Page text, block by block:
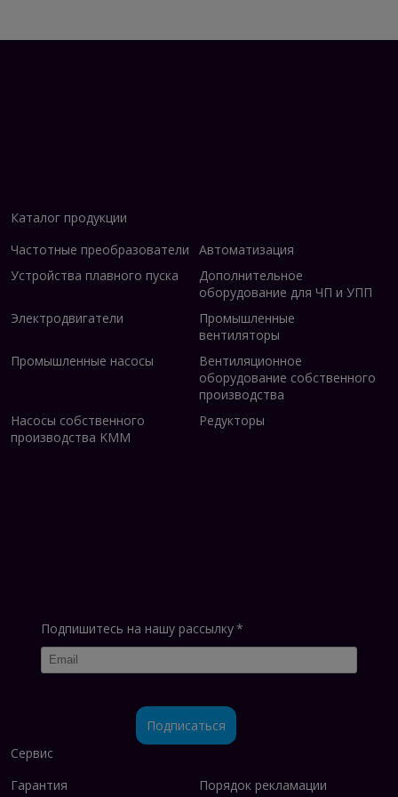
Каталог продукции
Частотные преобразователи
Автоматизация
Устройства плавного пуска
Дополнительное
оборудование для ЧП и УПП
Электродвигатели
Промышленные
вентиляторы
Промышленные насосы
Вентиляционное
оборудование собственного
производства
Насосы собственного
производства KMM
Редукторы
Подпишитесь на нашу рассылку*
Подписаться
Сервис
Гарантия
Порядок рекламации